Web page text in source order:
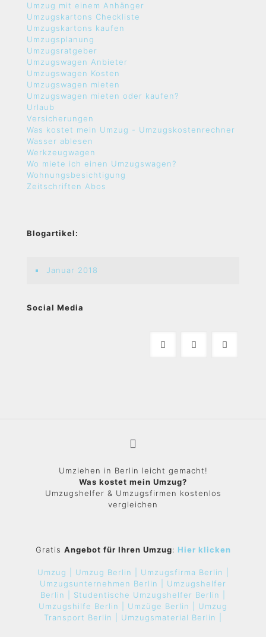
Umzug mit einem Anhänger
Umzugskartons Checkliste
Umzugskartons kaufen
Umzugsplanung
Umzugsratgeber
Umzugswagen Anbieter
Umzugswagen Kosten
Umzugswagen mieten
Umzugswagen mieten oder kaufen?
Urlaub
Versicherungen
Was kostet mein Umzug - Umzugskostenrechner
Wasser ablesen
Werkzeugwagen
Wo miete ich einen Umzugswagen?
Wohnungsbesichtigung
Zeitschriften Abos
Blogartikel:
Januar 2018
Social Media
Umziehen in Berlin leicht gemacht!
Was kostet mein Umzug?
Umzugshelfer & Umzugsfirmen kostenlos
vergleichen
Gratis Angebot für Ihren Umzug: Hier klicken
Umzug | Umzug Berlin |
Umzugsfirma Berlin |
Umzugsunternehmen Berlin | Umzugshelfer
Berlin | Studentische Umzugshelfer Berlin |
Umzugshilfe Berlin | Umzüge Berlin | Umzug
Transport Berlin | Umzugsmaterial Berlin |